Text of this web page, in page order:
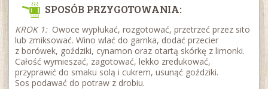
SPOSÓB PRZYGOTOWANIA:
KROK 1:Owoce wypłukać, rozgotować, przetrzeć przez sito
lub zmiksować. Wino wlać do garnka, dodać przecier
z borówek, goździki, cynamon oraz otartą skórkę z limonki.
Całość wymieszać, zagotować, lekko zredukować,
przyprawić do smaku solą i cukrem, usunąć goździki.
Sos podawać do potraw z drobiu.